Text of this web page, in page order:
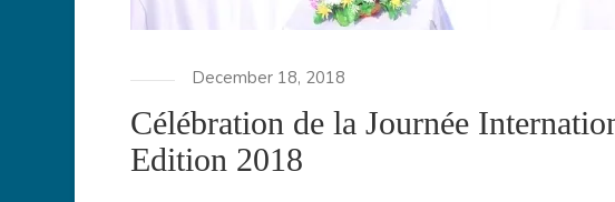
December 18, 2018
Célébration de la Journée
Edition 2018